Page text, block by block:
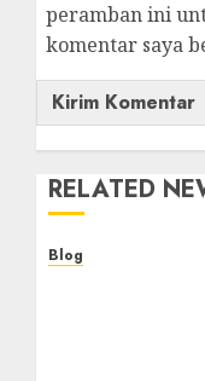
peramban ini
komentar saya
RELATED
Blog